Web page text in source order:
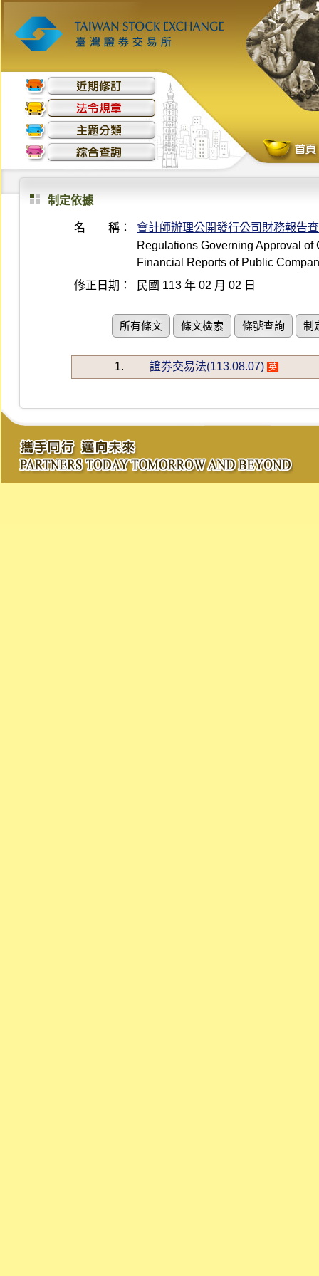
制定依據
名 稱：
會計師辦理公開發行公司財務報告
Regulations Governing Approval of
Financial Reports of Public
修正日期：
民國 113 年 02 月 02 日
所有條文 條文檢索 條號查詢 制
1. 證券交易法(113.08.07) 英